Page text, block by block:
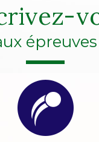
épreuves